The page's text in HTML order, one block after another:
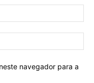
navegador para a